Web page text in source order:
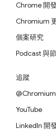
Chrome 開
Chromium
個案研究
Podcast 與
追蹤
YouTube
LinkedIn 開